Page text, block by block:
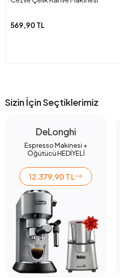
569,90 TL
Sizin İçin Seçtiklerimiz
DeLonghi
Espresso Makinesi +
Öğütücü HEDİYELİ
12.379,90 TL